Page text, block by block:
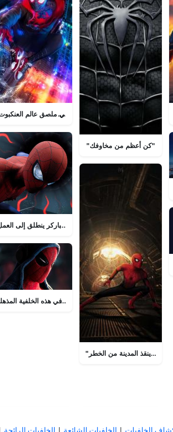
بيتر باركر يتأرجح إلى العمل كسبايدرمان!
سبايدرمان في ملصق عالم
بيتر باركر ينطلق إلى
سبايدرمان ينطلق إلى العمل في هذه الخلفية
"كن أعظم من مخاوفك"